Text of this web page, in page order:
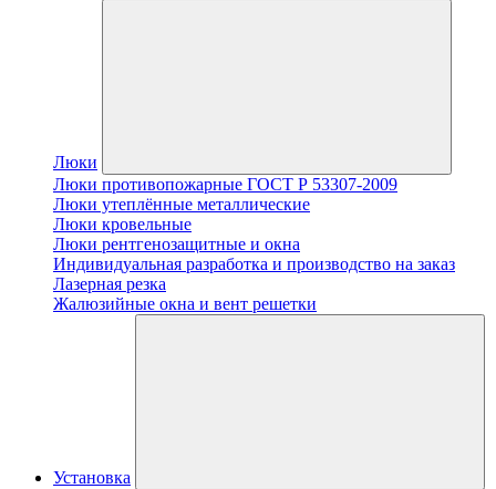
Люки
Люки противопожарные ГОСТ Р 53307-2009
Люки утеплённые металлические
Люки кровельные
Люки рентгенозащитные и окна
Индивидуальная разработка и производство на заказ
Лазерная резка
Жалюзийные окна и вент решетки
Установка